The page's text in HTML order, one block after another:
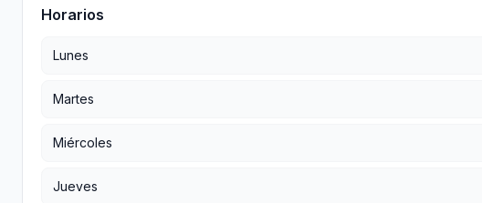
Horarios
Lunes
Martes
Miércoles
Jueves